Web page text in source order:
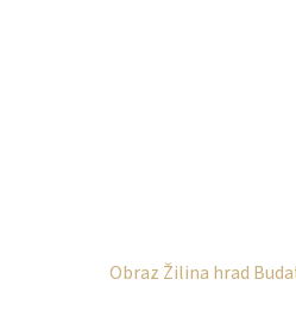
Obraz Žilina hrad